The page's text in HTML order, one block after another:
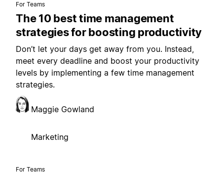
For Teams
The 10 best time management
strategies for boosting productivity
Don’t let your days get away from you. Instead,
meet every deadline and boost your productivity
levels by implementing a few time management
strategies.
Maggie Gowland
Marketing
For Teams